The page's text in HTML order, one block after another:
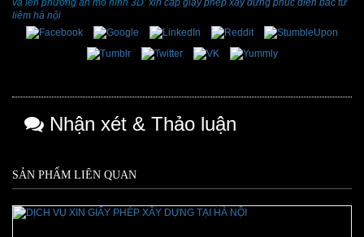
liêm hà nội
Nhận xét & Thảo luận
SẢN PHẨM LIÊN QUAN